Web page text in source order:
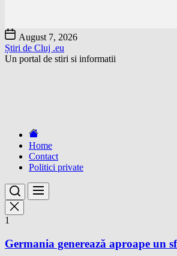
Skip
to
the
content
August 7, 2026
Știri de Cluj .eu
Un portal de stiri si informatii
Home
Contact
Politici private
1
Germania generează aproape un